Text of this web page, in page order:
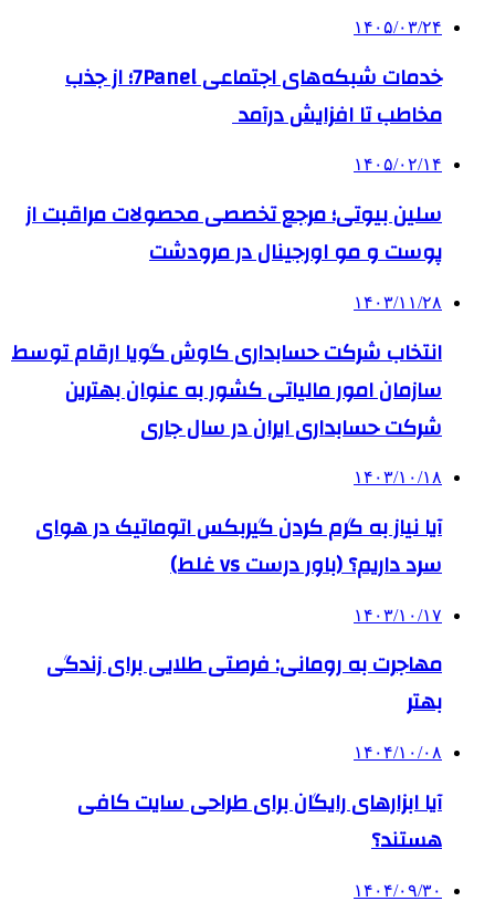
۱۴۰۵/۰۳/۲۴
خدمات شبکه‌های اجتماعی 7Panel؛ از جذب
مخاطب تا افزایش درآمد
۱۴۰۵/۰۲/۱۴
سلین بیوتی؛ مرجع تخصصی محصولات مراقبت از
پوست و مو اورجینال در مرودشت
۱۴۰۳/۱۱/۲۸
انتخاب شرکت حسابداری کاوش گویا ارقام توسط
سازمان امور مالیاتی کشور به عنوان بهترین
شرکت حسابداری ایران در سال جاری
۱۴۰۳/۱۰/۱۸
آیا نیاز به گرم کردن گیربکس اتوماتیک در هوای
سرد داریم؟ (باور درست vs غلط)
۱۴۰۳/۱۰/۱۷
مهاجرت به رومانی: فرصتی طلایی برای زندگی
بهتر
۱۴۰۴/۱۰/۰۸
آیا ابزارهای رایگان برای طراحی سایت کافی
هستند؟
۱۴۰۴/۰۹/۳۰